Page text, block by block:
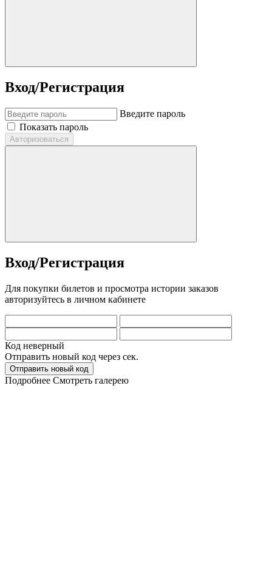
Вход/Регистрация
Введите пароль
Показать пароль
Авторизоваться
Вход/Регистрация
Для покупки билетов и просмотра истории заказов
авторизуйтесь в личном кабинете
Код неверный
Отправить новый код через сек.
Отправить новый код
Подробнее Смотреть галерею